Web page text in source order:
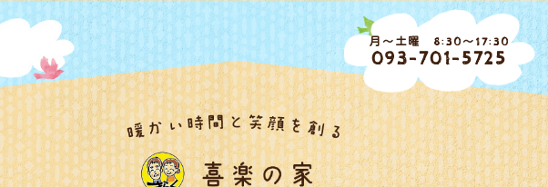
月～土曜 8:30～17:30
093-701-5725